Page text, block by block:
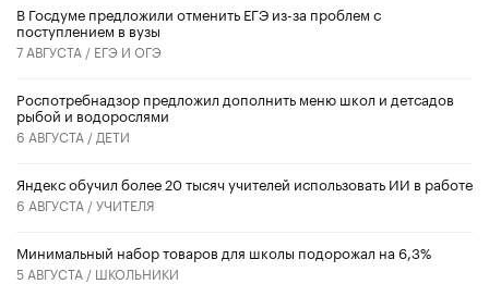
В Госдуме предложили отменить ЕГЭ из-за проблем с
поступлением в вузы
7 АВГУСТА / ЕГЭ И ОГЭ
Роспотребнадзор предложил дополнить меню школ и детсадов
рыбой и водорослями
6 АВГУСТА / ДЕТИ
​Яндекс обучил более 20 тысяч учителей использовать ИИ в работе
6 АВГУСТА /УЧИТЕЛЯ
Минимальный набор товаров для школы подорожал на 6,3%
5 АВГУСТА / ШКОЛЬНИКИ